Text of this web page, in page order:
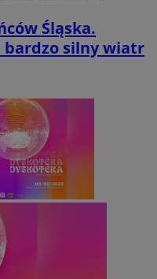
Śląska.
bardzo silny wiatr